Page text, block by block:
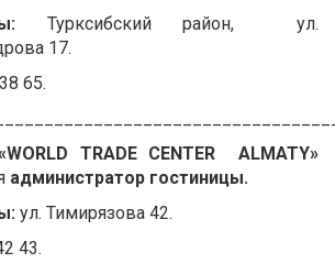
Турксибский район, ул.
17.
65.
TRADE CENTER ALMATY»
администратор гостиницы.
ул. Тимирязова 42.
43.